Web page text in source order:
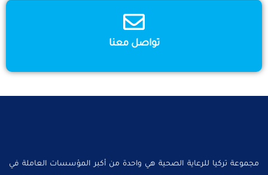
تواصل معنا
مجموعة تركيا للرعاية الصحية هي واحدة من أكبر المؤسسات العاملة في